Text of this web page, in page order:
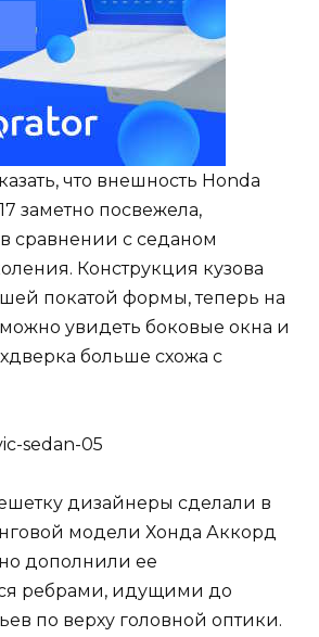
что внешность Honda
заметно посвежела,
сравнении с седаном
Конструкция кузова
покатой формы, теперь на
увидеть боковые окна и
больше схожа с
дизайнеры сделали в
модели Хонда Аккорд
дополнили ее
ребрами, идущими до
по верху головной оптики.